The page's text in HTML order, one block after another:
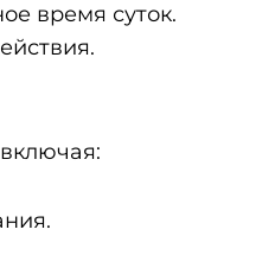
время суток.